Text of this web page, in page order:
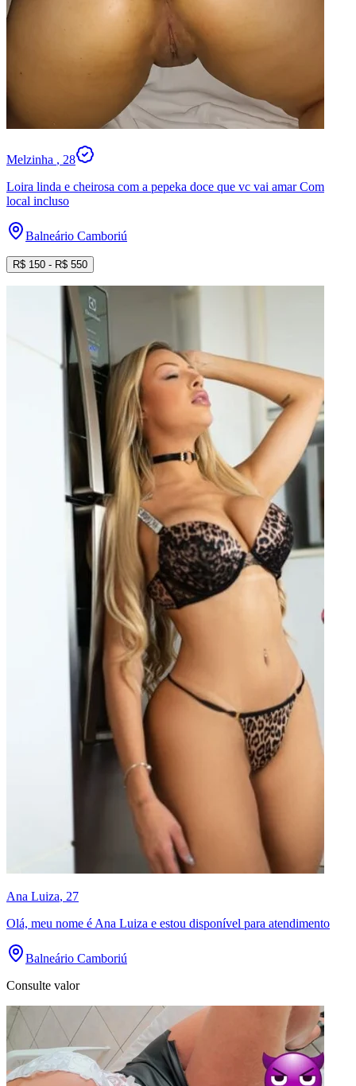
Melzinha , 28
Loira linda e cheirosa com a pepeka doce que vc vai amar Com
local incluso
Balneário Camboriú
R$ 150 - R$ 550
Ana Luiza, 27
Olá, meu nome é Ana Luiza e estou disponível para atendimento
Balneário Camboriú
Consulte valor